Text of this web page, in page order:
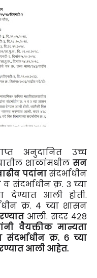
अनुदानित उच्च
शाळांमधील सन
पदांनासंदर्भाधीन
संदर्भाधीन क्र. ३ च्या
देण्यात आली होती.
क्र. ४ च्या शासन
आली. सदर ४२८
वैयक्तीक मान्यता
संदर्भाधीन क्र. ६ च्या
आली आहेत.